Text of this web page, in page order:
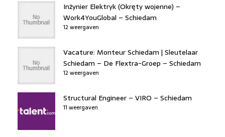
Inżynier Elektryk (Okręty wojenne) –
Work4YouGlobal – Schiedam
12 weergaven
Vacature: Monteur Schiedam | Sleutelaar
Schiedam – De Flextra-Groep – Schiedam
12 weergaven
Structural Engineer – VIRO – Schiedam
11 weergaven